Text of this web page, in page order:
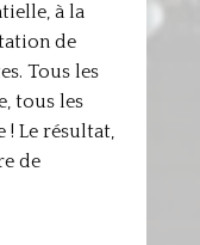
à la
de
Tous les
tous les
! Le résultat,
de